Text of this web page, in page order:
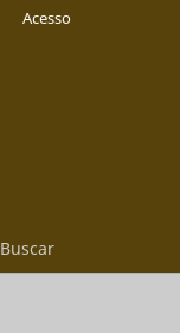
Buscar
Acesso